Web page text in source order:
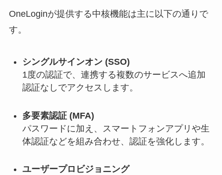
OneLoginが提供する中核機能は主に以下の通りで
す。
シングルサインオン (SSO)
1度の認証で、連携する複数のサービスへ追加
認証なしでアクセスします。
多要素認証 (MFA)
パスワードに加え、スマートフォンアプリや生
体認証などを組み合わせ、認証を強化します。
ユーザープロビジョニング